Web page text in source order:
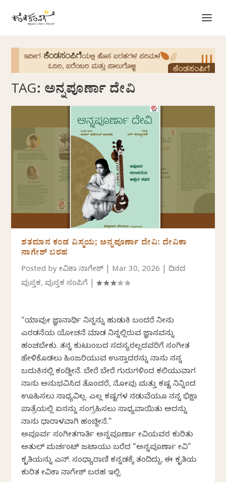
TAG: ಅನ್ನಪೂರ್ಣಾ ದೇವಿ
ಶತಮಾನ ಕಂಡ ವಿಸ್ಮಯ; ಅನ್ನಪೂರ್ಣಾ ದೇವಿ: ದೇವಿಕಾ
ನಾಗೇಶ್‌ ಬರಹ
Posted byದೇವಿಕಾ ನಾಗೇಶ್ Mar 30, 2026 |ದಿನದ
ಪುಸ್ತಕ,ಪುಸ್ತಕ ಸಂಪಿಗೆ |
“ಯಾವುದೇ ಜ್ಞಾನಾರ್ಥಿ ನಿನ್ನನ್ನು ಹುಡುಕಿ ಬಂದರೆ ನೀನು
ಎರಡನೆಯ ಯೋಚನೆ ಮಾಡದೆ ನಿನ್ನಲ್ಲಿರುವ ಜ್ಞಾನವನ್ನು
ಹಂಚಬೇಕು. ತನ್ನ ಕುಟುಂಬದ ಸದಸ್ಯರಲ್ಲದವರಿಗೆ ಸಂಗೀತ
ಹೇಳಿಕೊಡಲು ಹಿಂಜರಿಯುವ ಉಸ್ತಾದರನ್ನು ನಾನು ನನ್ನ
ಬದುಕಿನಲ್ಲಿ ಕಂಡಿದ್ದೇನೆ. ಬೇರೆ ಬೇರೆ ಗುರುಗಳಿಂದ ಕಲಿಯುವಾಗ
ನಾನು ಅನುಭವಿಸಿದ ತೊಂದರೆ, ನೋವು ಮತ್ತು ಕಷ್ಟ ನಿನ್ನಿಂದ
ಊಹಿಸಲು ಸಾಧ್ಯವಿಲ್ಲ. ಎಲ್ಲ ಕಷ್ಟಗಳ ನಡುವೆಯೂ ನನ್ನ ಭಿಕ್ಷಾ
ಪಾತ್ರೆಯಲ್ಲಿ ಏನನ್ನು ಸಂಗ್ರಹಿಸಲು ಸಾಧ್ಯವಾಯಿತು ಅದನ್ನು
ನಾನು ಧಾರಾಳವಾಗಿ ಹಂಚಿದ್ದೇನೆ.”
ಅಪೂರ್ವ ಸಂಗೀತಗಾರ್ತಿ ಅನ್ನಪೂರ್ಣಾ ದೇವಿಯವರ ಕುರಿತು
ಅತುಲ್‌ ಮರ್ಚಂಟ್‌ ಜಟಾಯು ಬರೆದ “ಅನ್ನಪೂರ್ಣಾ ದೇವಿ”
ಕೃತಿಯನ್ನು ಎನ್‌. ಸಂಧ್ಯಾರಾಣಿ ಕನ್ನಡಕ್ಕೆ ತಂದಿದ್ದು, ಈ ಕೃತಿಯ
ಕುರಿತ ದೇವಿಕಾ ನಾಗೇಶ್‌ ಬರಹ ಇಲ್ಲಿದೆ.